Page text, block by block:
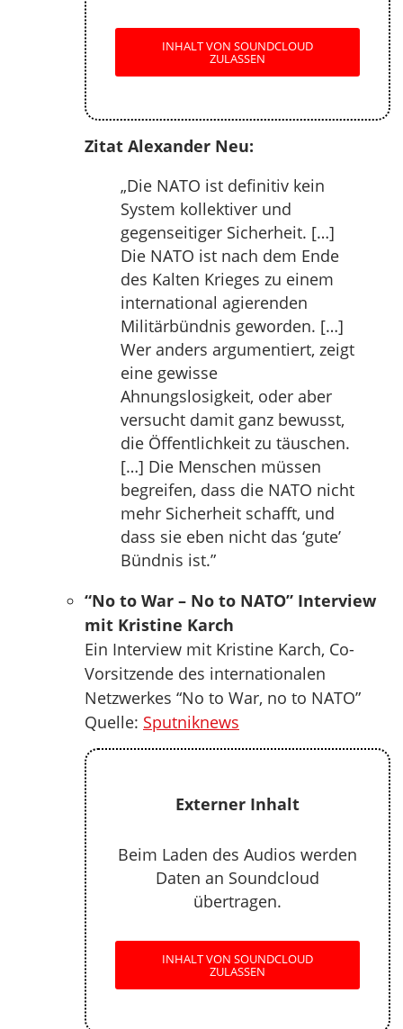
INHALT VON SOUNDCLOUD
ZULASSEN
Zitat Alexander Neu:
„Die NATO ist definitiv kein
System kollektiver und
gegenseitiger Sicherheit. […]
Die NATO ist nach dem Ende
des Kalten Krieges zu einem
international agierenden
Militärbündnis geworden. […]
Wer anders argumentiert, zeigt
eine gewisse
Ahnungslosigkeit, oder aber
versucht damit ganz bewusst,
die Öffentlichkeit zu täuschen.
[…] Die Menschen müssen
begreifen, dass die NATO nicht
mehr Sicherheit schafft, und
dass sie eben nicht das ‘gute’
Bündnis ist.”
“No to War – No to NATO” Interview
mit Kristine Karch
Ein Interview mit Kristine Karch, Co-
Vorsitzende des internationalen
Netzwerkes “No to War, no to NATO”
Quelle: Sputniknews
Externer Inhalt
Beim Laden des Audios werden
Daten an Soundcloud
übertragen.
INHALT VON SOUNDCLOUD
ZULASSEN